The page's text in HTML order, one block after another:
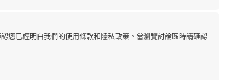
您已經明白我們的使用條款和隱私政策。當瀏覽討論區時請確認